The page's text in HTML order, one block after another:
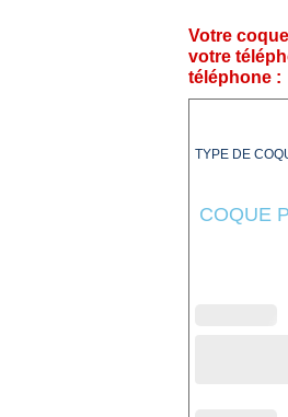
Votre
votre
téléphone :
TYPE DE